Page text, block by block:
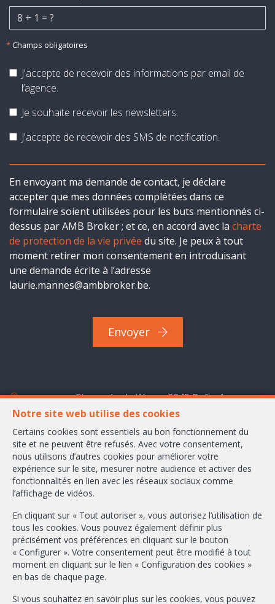
* Champs obligatoires
J'accepte de recevoir des informations par email de
l’agence.
Je souhaite recevoir les newsletters.
J'accepte de recevoir des SMS de notification.
En envoyant ma demande de contact, je déclare
accepter que mes données complétées dans ce
formulaire soient utilisées pour les buts mentionnés ci-
dessus par AMB Broker ; et ce, en accord avec la charte
de protection de la vie privée du site. Je peux à tout
moment retirer mon consentement en introduisant
une demande écrite à l’adresse
laurie.mannes@ambbroker.be.
Envoyer
Notre site web utilise des cookies
Certains cookies sont essentiels au bon fonctionnement du
site et ne peuvent être refusés. Avec votre consentement,
nous utilisons d’autres cookies pour améliorer votre
expérience sur le site, mesurer notre audience et activer des
fonctionnalités en lien avec les réseaux sociaux comme
l’affichage de vidéos.
En cliquant sur « Tout autoriser », vous autorisez l’utilisation de
tous les cookies. Vous pouvez également définir plus
précisément vos préférences en cliquant sur le bouton
« Configurer ». Votre consentement peut être modifié à tout
moment en cliquant sur le lien « Configuration des cookies »
en bas de chaque page.
Si vous souhaitez en savoir plus sur les cookies, vous pouvez
Chaussée de Wavre 2245 Boîte 1
1160 Bruxelles
+32-2/658.24.52
info@ambbroker.be
Agent immobilier intermédiaire agréé IPI sous le numéro 503.610 en
Instance de contrôle: Institut professionnel des agents immobiliers, rue
du Luxembourg 16B, 1000 Bruxelles (+32 2 505 38 50 - info@ipi.be) -
Soumis aucode déontologique de l’ IPI
RC professionnelle et cautionnement via AXA Belgium SA, Place du Trône
1, 1000 Bruxelles – police n° 730.390.160. Couverture valable pour les